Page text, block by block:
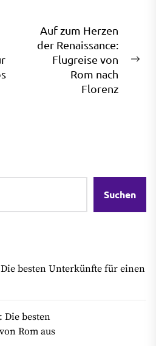
Auf zum Herzen
der Renaissance:
Flugreise von
Rom nach
Florenz
Suchen
besten Unterkünfte für einen
besten
Rom aus